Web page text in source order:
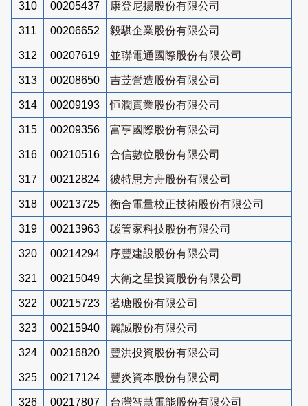
310 00205437 康登尼揚股份有限公司
311 00206652 毅騏企業股份有限公司
312 00207619 並聯電通國際股份有限公司
313 00208650 吉苙營造股份有限公司
314 00209193 恒潤實業股份有限公司
315 00209356 富亨國際股份有限公司
316 00210516 合信數位股份有限公司
317 00212824 彼特思方舟股份有限公司
318 00213725 衡合電量校正技術股份有限公司
319 00213963 碳管家科技股份有限公司
320 00214294 序豐建設股份有限公司
321 00215049 大衛之星投資股份有限公司
322 00215723 茗瑭股份有限公司
323 00215940 麗誠股份有限公司
324 00216820 豐洪投資股份有限公司
325 00217124 豐炎資本股份有限公司
326 00217807 台灣智慧電能股份有限公司